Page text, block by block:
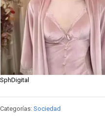
SphDigital
Categorías: Sociedad